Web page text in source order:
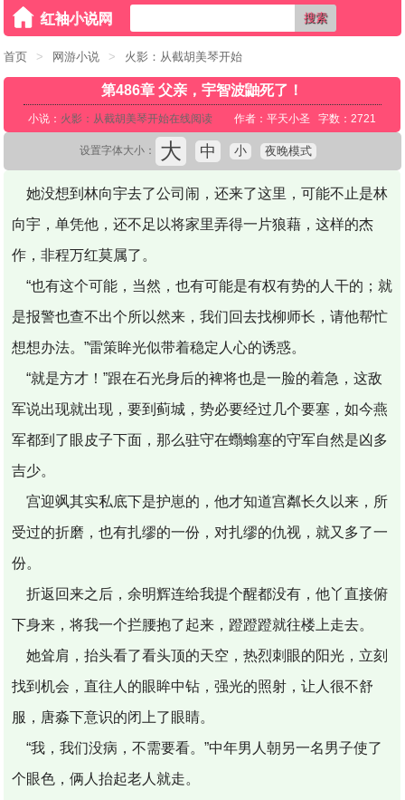
搜索
首页 > 网游小说 > 火影：从截胡美琴开始
第486章 父亲，宇智波鼬死了！
小说： 火影：从截胡美琴开始在线阅读 作者：平天小圣 字数：2721
设置字体大小： 大 中 小 夜晚模式
她没想到林向宇去了公司闹，还来了这里，可能不止是林
向宇，单凭他，还不足以将家里弄得一片狼藉，这样的杰
作，非程万红莫属了。
“也有这个可能，当然，也有可能是有权有势的人干的；就
是报警也查不出个所以然来，我们回去找柳师长，请他帮忙
想想办法。”雷策眸光似带着稳定人心的诱惑。
“就是方才！”跟在石光身后的裨将也是一脸的着急，这敌
军说出现就出现，要到蓟城，势必要经过几个要塞，如今燕
军都到了眼皮子下面，那么驻守在蠮螉塞的守军自然是凶多
吉少。
宫迎飒其实私底下是护崽的，他才知道宫粼长久以来，所
受过的折磨，也有扎缪的一份，对扎缪的仇视，就又多了一
份。
折返回来之后，余明辉连给我提个醒都没有，他丫直接俯
下身来，将我一个拦腰抱了起来，蹬蹬蹬就往楼上走去。
她耸肩，抬头看了看头顶的天空，热烈刺眼的阳光，立刻
找到机会，直往人的眼眸中钻，强光的照射，让人很不舒
服，唐淼下意识的闭上了眼睛。
“我，我们没病，不需要看。”中年男人朝另一名男子使了
个眼色，俩人抬起老人就走。